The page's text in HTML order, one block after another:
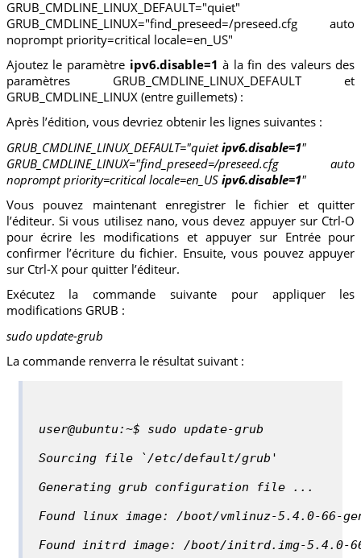
GRUB_CMDLINE_LINUX_DEFAULT="quiet"
GRUB_CMDLINE_LINUX="find_preseed=/preseed.cfg auto
noprompt priority=critical locale=en_US"
Ajoutez le paramètre ipv6.disable=1 à la fin des valeurs des
paramètres GRUB_CMDLINE_LINUX_DEFAULT et
GRUB_CMDLINE_LINUX (entre guillemets) :
Après l’édition, vous devriez obtenir les lignes suivantes :
GRUB_CMDLINE_LINUX_DEFAULT="quietipv6.disable=1"
GRUB_CMDLINE_LINUX="find_preseed=/preseed.cfg auto
noprompt priority=critical locale=en_US ipv6.disable=1"
Vous pouvez maintenant enregistrer le fichier et quitter
l’éditeur. Si vous utilisez nano, vous devez appuyer sur Ctrl-O
pour écrire les modifications et appuyer sur Entrée pour
confirmer l’écriture du fichier. Ensuite, vous pouvez appuyer
sur Ctrl-X pour quitter l’éditeur.
Exécutez la commande suivante pour appliquer les
modifications GRUB :
sudo update-grub
La commande renverra le résultat suivant :
user@ubuntu:~$ sudo update-grub
Sourcing file `/etc/default/grub'
Generating grub configuration file ...
Found linux image: /boot/vmlinuz-5.4.0-66-
Found initrd image: /boot/initrd.img-5.4.0-